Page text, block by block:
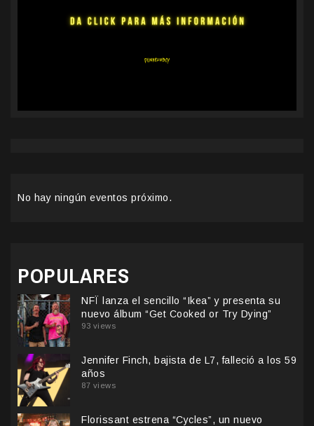
No hay ningún eventos próximo.
POPULARES
NFÏ lanza el sencillo “Ikea” y presenta su
nuevo álbum “Get Cooked or Try Dying”
93 views
Jennifer Finch, bajista de L7, falleció a los 59
años
87 views
Florissant estrena “Cycles”, un nuevo